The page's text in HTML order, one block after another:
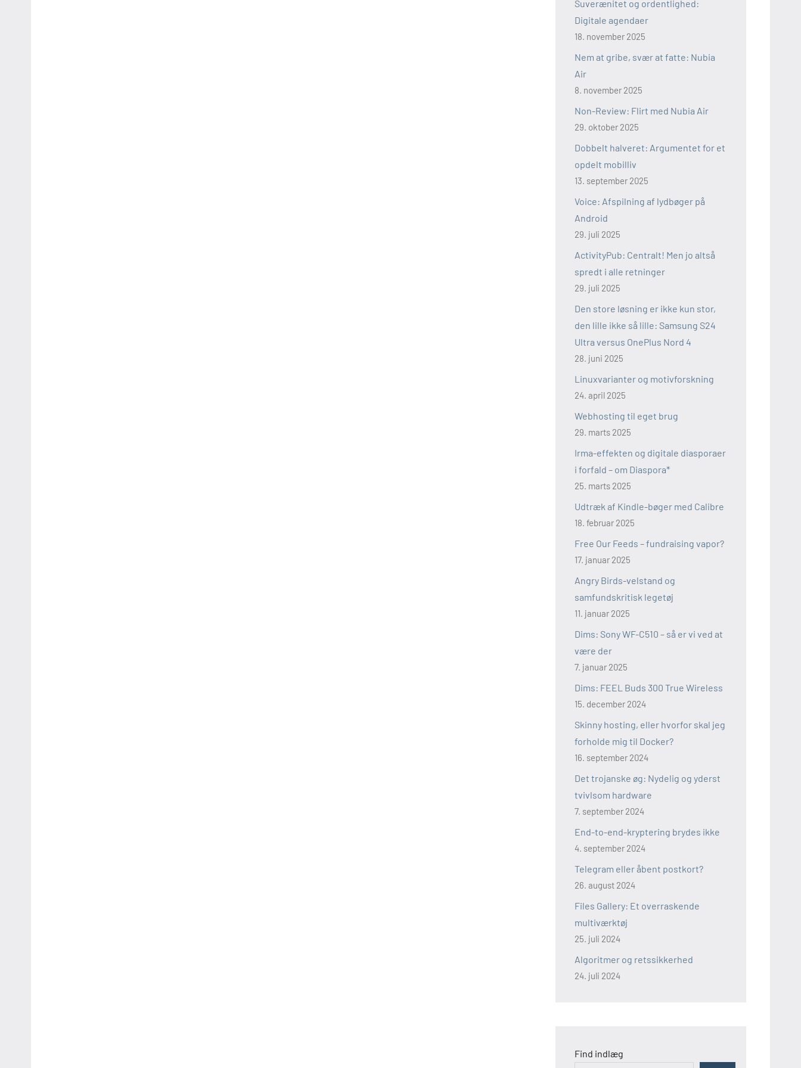
Suverænitet og ordentlighed:
Digitale agendaer
18. november 2025
Nem at gribe, svær at fatte: Nubia
Air
8. november 2025
Non-Review: Flirt med Nubia Air
29. oktober 2025
Dobbelt halveret: Argumentet for et
opdelt mobilliv
13. september 2025
Voice: Afspilning af lydbøger på
Android
29. juli 2025
ActivityPub: Centralt! Men jo altså
spredt i alle retninger
29. juli 2025
Den store løsning er ikke kun stor,
den lille ikke så lille: Samsung S24
Ultra versus OnePlus Nord 4
28. juni 2025
Linuxvarianter og motivforskning
24. april 2025
Webhosting til eget brug
29. marts 2025
Irma-effekten og digitale diasporaer
i forfald – om Diaspora*
25. marts 2025
Udtræk af Kindle-bøger med Calibre
18. februar 2025
Free Our Feeds – fundraising vapor?
17. januar 2025
Angry Birds-velstand og
samfundskritisk legetøj
11. januar 2025
Dims: Sony WF-C510 – så er vi ved at
være der
7. januar 2025
Dims: FEEL Buds 300 True Wireless
15. december 2024
Skinny hosting, eller hvorfor skal jeg
forholde mig til Docker?
16. september 2024
Det trojanske øg: Nydelig og yderst
tvivlsom hardware
7. september 2024
End-to-end-kryptering brydes ikke
4. september 2024
Telegram eller åbent postkort?
26. august 2024
Files Gallery: Et overraskende
multiværktøj
25. juli 2024
Algoritmer og retssikkerhed
24. juli 2024
Find indlæg